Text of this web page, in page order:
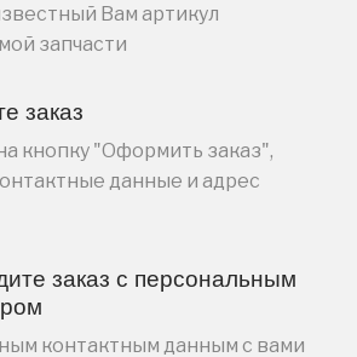
Вам артикул
запчасти
заказ
кнопку "Оформить заказ",
данные и адрес
заказ с персональным
контактным данным с вами